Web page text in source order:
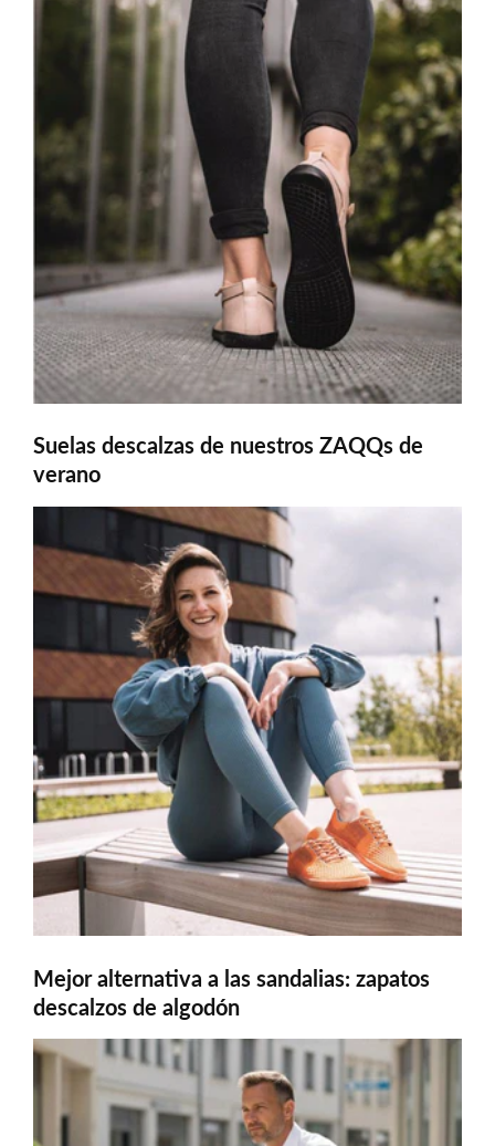
Suelas descalzas de nuestros ZAQQs de
verano
Mejor alternativa a las sandalias: zapatos
descalzos de algodón